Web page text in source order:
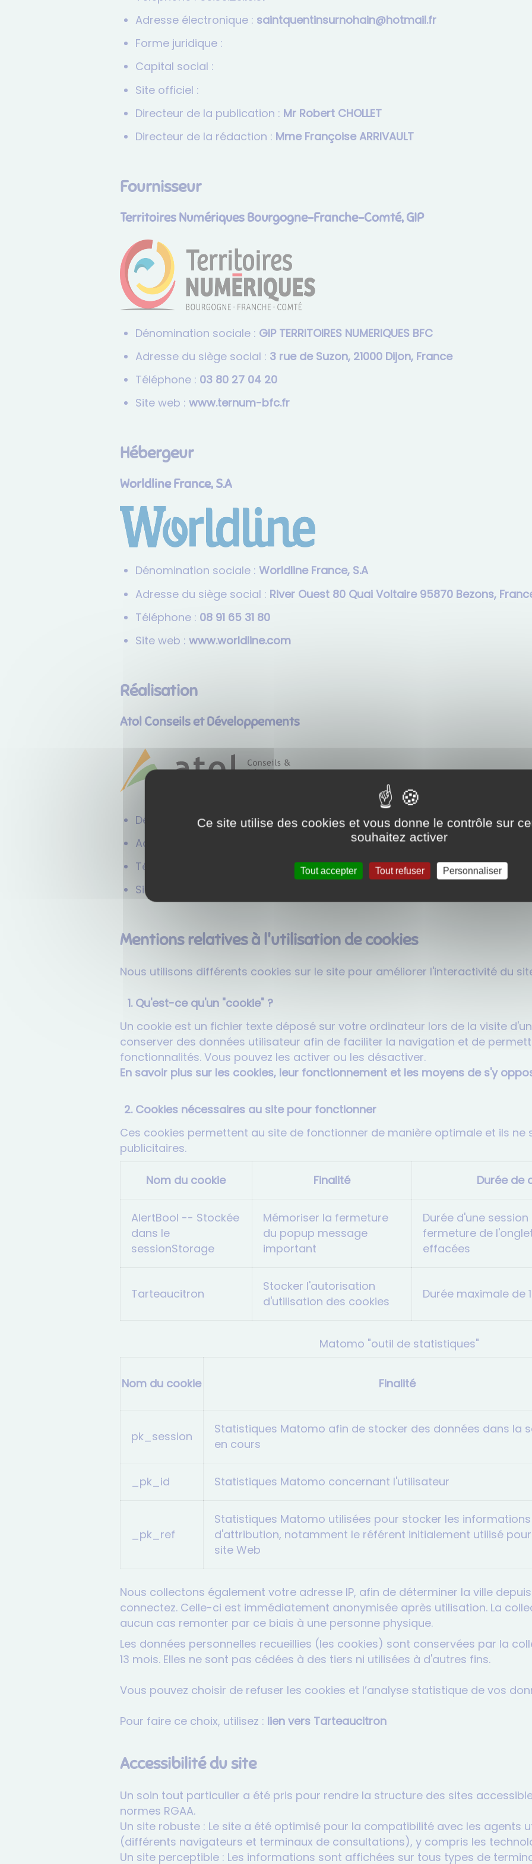
Adresse électronique : rf.liamtoh@niahonrusnitneuqtnias
Forme juridique :
Capital social :
Site officiel :
Directeur de la publication : Mr Robert CHOLLET
Directeur de la rédaction : Mme Françoise ARRIVAULT
Fournisseur
Territoires Numériques Bourgogne-Franche-Comté, GIP
Dénomination sociale : GIP TERRITOIRES NUMERIQUES BFC
Adresse du siège social : 3 rue de Suzon, 21000 Dijon, France
Téléphone : 02 40 72 08 30
Site web : www.ternum-bfc.fr
Hébergeur
Worldline France, S.A
Dénomination sociale : Worldline France, S.A
Adresse du siège social : River Ouest 80 Quai Voltaire 95870 Bezons,
Téléphone : 08 13 56 19 80
Site web : www.worldline.com
Réalisation
Atol Conseils et Développements
Dénomination sociale :ATOL CONSEILS ET DÉVELOPPEMENTS
Adresse du siège social :
Route des terres d’or, 21220 Gevrey-chambertin,
Téléphone :
Site web :
Mentions relatives à l'utilisation de cookies
Nous utilisons différents cookies sur le site pour améliorer l'interactivité du
Qu'est-ce qu'un "cookie" ?
Un cookie est un fichier texte déposé sur votre ordinateur lors de la visite
conserver des données utilisateur afin de faciliter la navigation et de
fonctionnalités. Vous pouvez les activer ou les désactiver.
En savoir plus sur les cookies, leur fonctionnement et les moyens de s'y
Cookies nécessaires au site pour fonctionner
Ces cookies permettent au site de fonctionner de manière optimale et ils ne
publicitaires.
Nom du cookie Finalité Durée de
AlertBool -- Stockée
dans le
sessionStorage
Mémoriser la fermeture
du popup message
important
Durée d'une
fermeture de
effacées
Tarteaucitron
Stocker l'autorisation
d'utilisation des cookies
Durée maximale de
Matomo "outil de statistiques"
Nom du cookie Finalité
pk_session
Statistiques Matomo afin de stocker des données dans la
en cours
_pk_id Statistiques Matomo concernant l'utilisateur
_pk_ref
Statistiques Matomo utilisées pour stocker les informations
d'attribution, notamment le référent initialement utilisé
site Web
Nous collectons également votre adresse IP, afin de déterminer la ville
connectez. Celle-ci est immédiatement anonymisée après utilisation. La
aucun cas remonter par ce biais à une personne physique.
Les données personnelles recueillies (les cookies) sont conservées par la
13 mois. Elles ne sont pas cédées à des tiers ni utilisées à d'autres fins.
Vous pouvez choisir de refuser les cookies et l’analyse statistique de vos
Pour faire ce choix, utilisez : lien vers Tarteaucitron
Accessibilité du site
Un soin tout particulier a été pris pour rendre la structure des sites
normes RGAA.
Un site robuste : Le site a été optimisé pour la compatibilité avec les agents
(différents navigateurs et terminaux de consultations), y compris les
Un site perceptible : Les informations sont affichées sur tous types de
Ce site utilise des cookies et vous donne le contrôle sur
souhaitez activer
Tout accepter Tout refuser Personnaliser